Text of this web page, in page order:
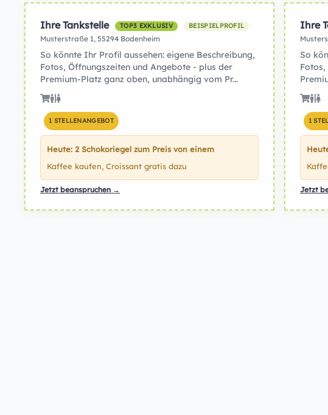
Ihre Tankstelle TOP3 EXKLUSIV BEISPIELPROFIL
Musterstraße 1, 55294 Bodenheim
So könnte Ihr Profil aussehen: eigene Beschreibung,
Fotos, Öffnungszeiten und Angebote - plus der
Premium-Platz ganz oben, unabhängig vom Pr...
1 STELLENANGEBOT
Heute: 2 Schokoriegel zum Preis von einem
Kaffee kaufen, Croissant gratis dazu
Jetzt beanspruchen →
Ihre
So
1
Jetzt